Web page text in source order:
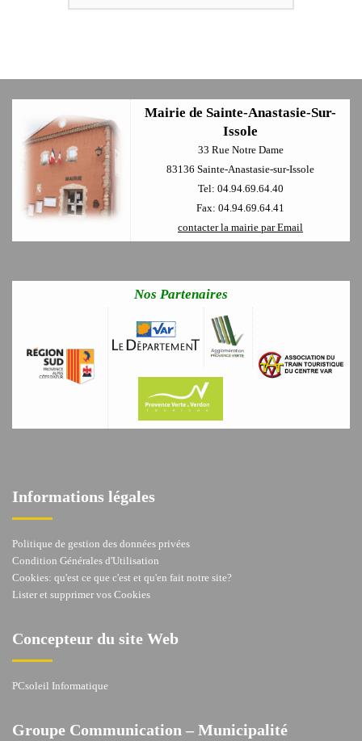
Mairie de Sainte-Anastasie-Sur-
Issole
33 Rue Notre Dame
83136 Sainte-Anastasie-sur-Issole
Tel: 04.94.69.64.40
Fax: 04.94.69.64.41
contacter la mairie par Email
Nos Partenaires
Informations légales
Politique de gestion des données privées
Condition Générales d'Utilisation
Cookies: qu'est ce que c'est et qu'en fait notre site?
Lister et supprimer vos Cookies
Concepteur du site Web
PCsoleil Informatique
Groupe Communication – Municipalité